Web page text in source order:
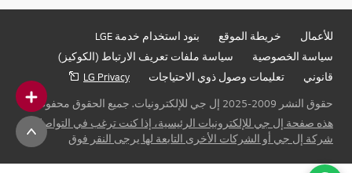
للأعمال خريطة الموقع
بنود استخدام خدمة LGE
سياسة الخصوصية
سياسة ملفات تعريف الارتباط (الكوكيز)
قانوني
تعليمات وصول ذوي الاحتياجات
LG Privacy
حقوق النشر 2009-2025 إل جي للإلكترونيات. جميع الحقوق محفوظة
هذه صفحة إل جي للإلكترونيات الرئيسية، إذا كنت ترغب في التواصل مع
شركة إل جي أو الشركات الأخرى التابعة لها يرجى النقر فوق